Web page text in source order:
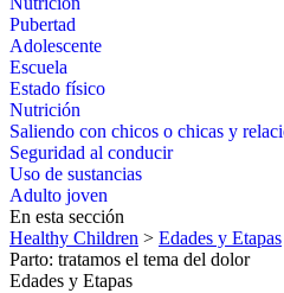
Pubertad
Adolescente
Escuela
Estado físico
Nutrición
Saliendo con chicos o chicas y
Seguridad al conducir
Uso de sustancias
Adulto joven
En esta sección
Healthy Children > Edades y Etapas
Parto: tratamos el tema del dolor
Edades y Etapas